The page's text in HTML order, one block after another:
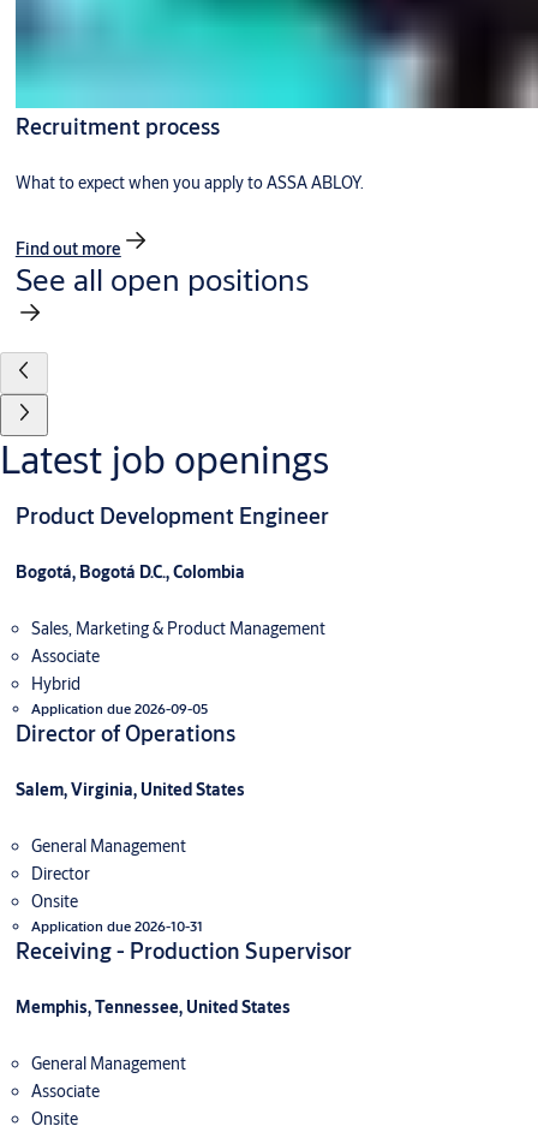
Recruitment process
What to expect when you apply to ASSA ABLOY.
Find out more
See all open positions
Latest job openings
Product Development Engineer
Bogotá, Bogotá D.C., Colombia
Sales, Marketing & Product Management
Associate
Hybrid
Application due 2026-09-05
Director of Operations
Salem, Virginia, United States
General Management
Director
Onsite
Application due 2026-10-31
Receiving - Production Supervisor
Memphis, Tennessee, United States
General Management
Associate
Onsite